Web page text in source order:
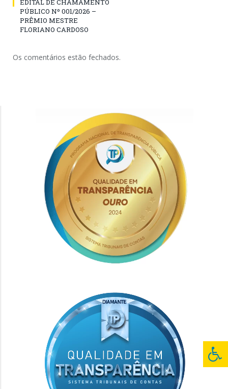
EDITAL DE CHAMAMENTO
PÚBLICO Nº 001/2026 –
PRÊMIO MESTRE
FLORIANO CARDOSO
Os comentários estão fechados.